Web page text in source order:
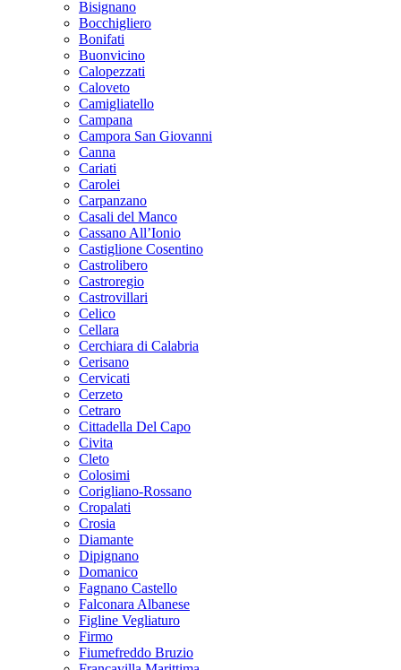
Bisignano
Bocchigliero
Bonifati
Buonvicino
Calopezzati
Caloveto
Camigliatello
Campana
Campora San Giovanni
Canna
Cariati
Carolei
Carpanzano
Casali del Manco
Cassano All’Ionio
Castiglione Cosentino
Castrolibero
Castroregio
Castrovillari
Celico
Cellara
Cerchiara di Calabria
Cerisano
Cervicati
Cerzeto
Cetraro
Cittadella Del Capo
Civita
Cleto
Colosimi
Corigliano-Rossano
Cropalati
Crosia
Diamante
Dipignano
Domanico
Fagnano Castello
Falconara Albanese
Figline Vegliaturo
Firmo
Fiumefreddo Bruzio